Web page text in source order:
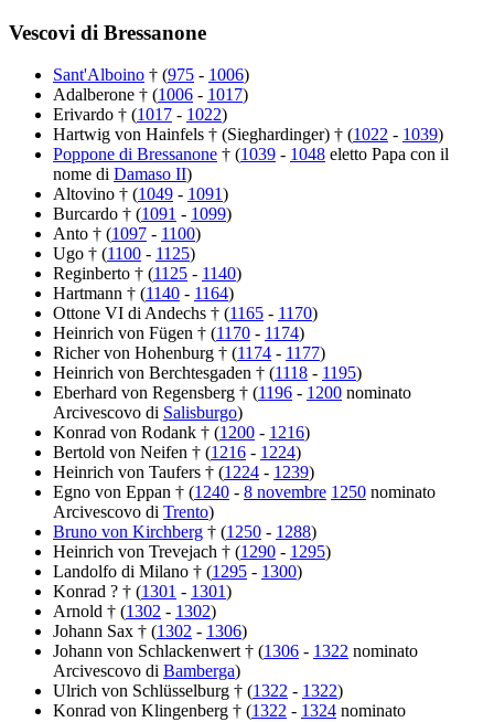
Vescovi di Bressanone
Sant'Alboino † (975 - 1006)
Adalberone † (1006 - 1017)
Erivardo † (1017 - 1022)
Hartwig von Hainfels † (Sieghardinger) † (1022 - 1039)
Poppone di Bressanone † (1039 - 1048 eletto Papa con il
nome di Damaso II)
Altovino † (1049 - 1091)
Burcardo † (1091 - 1099)
Anto † (1097 - 1100)
Ugo † (1100 - 1125)
Reginberto † (1125 - 1140)
Hartmann † (1140 - 1164)
Ottone VI di Andechs † (1165 - 1170)
Heinrich von Fügen † (1170 - 1174)
Richer von Hohenburg † (1174 - 1177)
Heinrich von Berchtesgaden † (1118 - 1195)
Eberhard von Regensberg † (1196 - 1200 nominato
Arcivescovo di Salisburgo)
Konrad von Rodank † (1200 - 1216)
Bertold von Neifen † (1216 - 1224)
Heinrich von Taufers † (1224 - 1239)
Egno von Eppan † (1240 - 8 novembre 1250 nominato
Arcivescovo di Trento)
Bruno von Kirchberg † (1250 - 1288)
Heinrich von Trevejach † (1290 - 1295)
Landolfo di Milano † (1295 - 1300)
Konrad ? † (1301 - 1301)
Arnold † (1302 - 1302)
Johann Sax † (1302 - 1306)
Johann von Schlackenwert † (1306 - 1322 nominato
Arcivescovo di Bamberga)
Ulrich von Schlüsselburg † (1322 - 1322)
Konrad von Klingenberg † (1322 - 1324 nominato